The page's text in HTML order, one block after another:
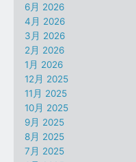
6月 2026
4月 2026
3月 2026
2月 2026
1月 2026
12月 2025
11月 2025
10月 2025
9月 2025
8月 2025
7月 2025